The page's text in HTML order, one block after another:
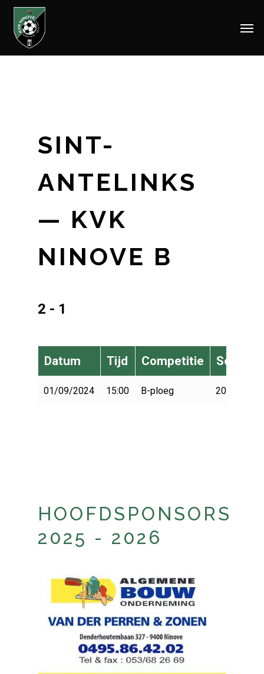
Skip
SINT-
ANTELINKS
— KVK
NINOVE B
2 - 1
Datum Tijd Competitie Seizoen
01/09/2024 15:00 B-ploeg 2024-2025
HOOFDSPONSORS
2025 - 2026